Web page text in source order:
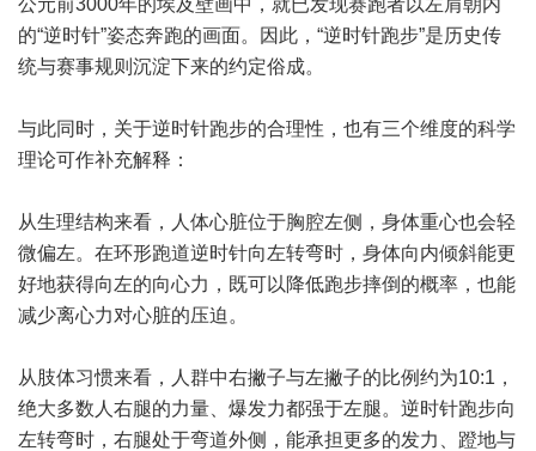
公元前3000年的埃及壁画中，就已发现赛跑者以左肩朝内
的“逆时针”姿态奔跑的画面。因此，“逆时针跑步”是历史传
统与赛事规则沉淀下来的约定俗成。
与此同时，关于逆时针跑步的合理性，也有三个维度的科学
理论可作补充解释：
从生理结构来看，人体心脏位于胸腔左侧，身体重心也会轻
微偏左。在环形跑道逆时针向左转弯时，身体向内倾斜能更
好地获得向左的向心力，既可以降低跑步摔倒的概率，也能
减少离心力对心脏的压迫。
从肢体习惯来看，人群中右撇子与左撇子的比例约为10:1，
绝大多数人右腿的力量、爆发力都强于左腿。逆时针跑步向
左转弯时，右腿处于弯道外侧，能承担更多的发力、蹬地与